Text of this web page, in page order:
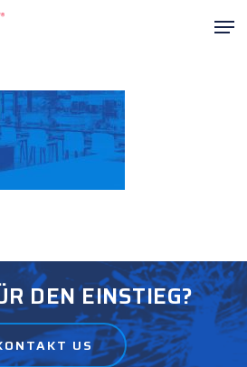
DEN EINSTIEG?
US